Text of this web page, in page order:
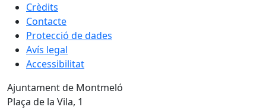
Crèdits
Contacte
Protecció de dades
Avís legal
Accessibilitat
Ajuntament de Montmeló
Plaça de la Vila, 1